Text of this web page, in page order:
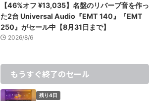
【46%オフ ¥13,035】名盤のリバーブ音を作っ
た2台 Universal Audio『EMT 140』『EMT
250』がセール中【8月31日まで】
2026/8/6
もうすぐ終了のセール
残り4日